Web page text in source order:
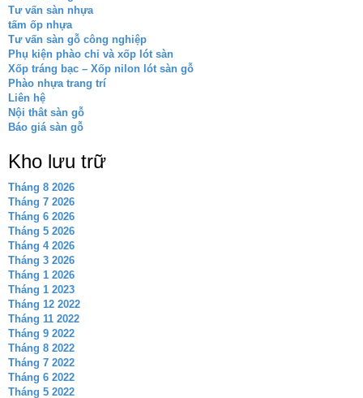
Tư vấn sàn nhựa
tấm ốp nhựa
Tư vấn sàn gỗ công nghiệp
Phụ kiện phào chỉ và xốp lót sàn
Xốp tráng bạc – Xốp nilon lót sàn gỗ
Phào nhựa trang trí
Liên hệ
Nội thât sàn gỗ
Báo giá sàn gỗ
Kho lưu trữ
Tháng 8 2026
Tháng 7 2026
Tháng 6 2026
Tháng 5 2026
Tháng 4 2026
Tháng 3 2026
Tháng 1 2026
Tháng 1 2023
Tháng 12 2022
Tháng 11 2022
Tháng 9 2022
Tháng 8 2022
Tháng 7 2022
Tháng 6 2022
Tháng 5 2022